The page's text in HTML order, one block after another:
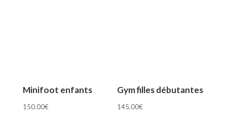
Minifoot enfants
150.00€
Gym filles débutantes
145.00€